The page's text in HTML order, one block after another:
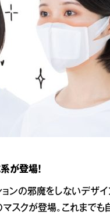
が登場！
ンの邪魔をしないデザ
スクが登場。これまで